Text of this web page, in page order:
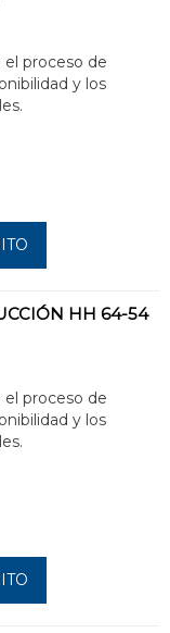
el proceso de
y los
HH 64-54
el proceso de
y los